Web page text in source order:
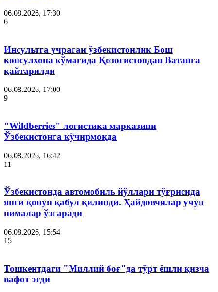
06.08.2026, 17:30
6
Инсультга учраган ўзбекистонлик Бош
консулхона кўмагида Қозоғистондан Ватанга
қайтарилди
06.08.2026, 17:00
9
"Wildberries" логистика марказини
Ўзбекистонга кўчирмоқда
06.08.2026, 16:42
11
Ўзбекистонда автомобиль йўллари тўғрисида
янги қонун қабул қилинди. Ҳайдовчилар учун
нималар ўзгаради
06.08.2026, 15:54
15
Тошкентдаги "Миллий боғ"да тўрт ёшли қизча
вафот этди